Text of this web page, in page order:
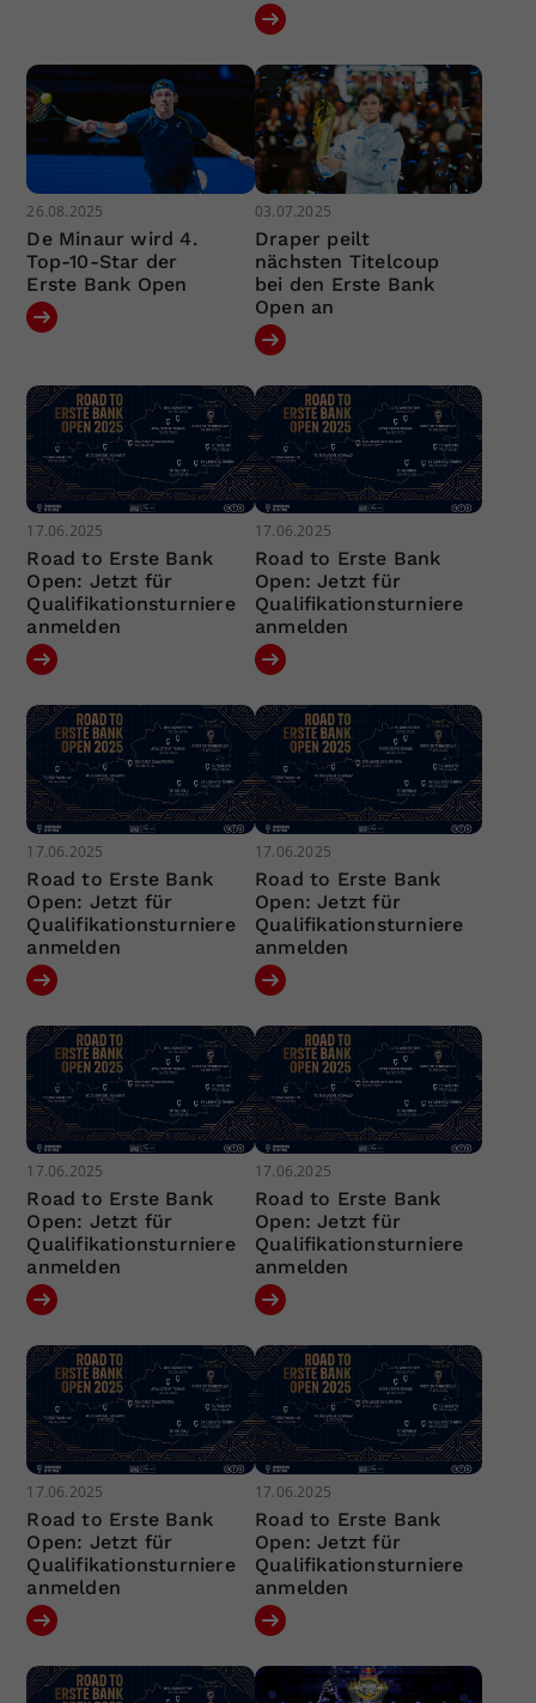
26.08.2025
De Minaur wird 4.
Top-10-Star der
Erste Bank Open
03.07.2025
Draper peilt
nächsten Titelcoup
bei den Erste Bank
Open an
17.06.2025
Road to Erste Bank
Open: Jetzt für
Qualifikationsturniere
anmelden
17.06.2025
Road to Erste Bank
Open: Jetzt für
Qualifikationsturniere
anmelden
17.06.2025
Road to Erste Bank
Open: Jetzt für
Qualifikationsturniere
anmelden
17.06.2025
Road to Erste Bank
Open: Jetzt für
Qualifikationsturniere
anmelden
17.06.2025
Road to Erste Bank
Open: Jetzt für
Qualifikationsturniere
anmelden
17.06.2025
Road to Erste Bank
Open: Jetzt für
Qualifikationsturniere
anmelden
17.06.2025
Road to Erste Bank
Open: Jetzt für
Qualifikationsturniere
anmelden
17.06.2025
Road to Erste Bank
Open: Jetzt für
Qualifikationsturniere
anmelden